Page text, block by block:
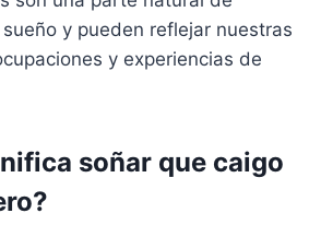
y pueden reflejar nuestras
y experiencias de
soñar que caigo